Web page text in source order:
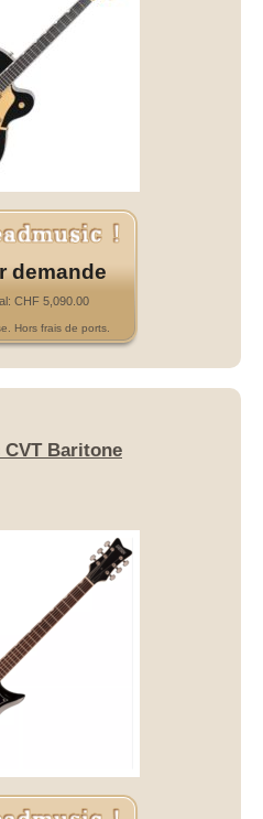
demande
CHF 5,090.00
Hors frais de ports.
Baritone